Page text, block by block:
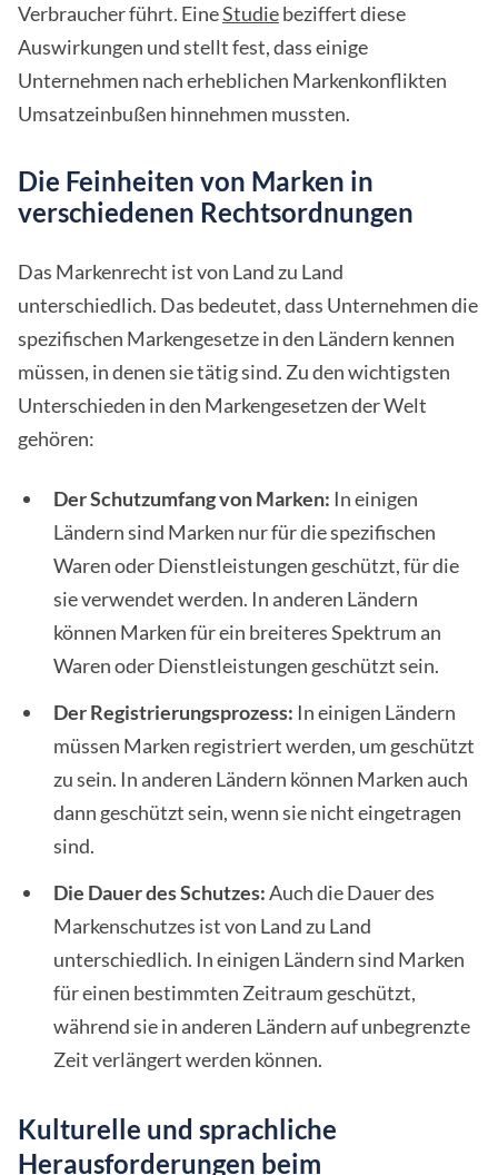
Verbraucher führt. EineStudiebeziffert diese
Auswirkungen und stellt fest, dass einige
Unternehmen nach erheblichen Markenkonflikten
Umsatzeinbußen hinnehmen mussten.
Die Feinheiten von Marken in
verschiedenen Rechtsordnungen
Das Markenrecht ist von Land zu Land
unterschiedlich. Das bedeutet, dass Unternehmen die
spezifischen Markengesetze in den Ländern kennen
müssen, in denen sie tätig sind. Zu den wichtigsten
Unterschieden in den Markengesetzen der Welt
gehören:
Der Schutzumfang von Marken: In einigen
Ländern sind Marken nur für die spezifischen
Waren oder Dienstleistungen geschützt, für die
sie verwendet werden. In anderen Ländern
können Marken für ein breiteres Spektrum an
Waren oder Dienstleistungen geschützt sein.
Der Registrierungsprozess: In einigen Ländern
müssen Marken registriert werden, um geschützt
zu sein. In anderen Ländern können Marken auch
dann geschützt sein, wenn sie nicht eingetragen
sind.
Die Dauer des Schutzes:Auch die Dauer des
Markenschutzes ist von Land zu Land
unterschiedlich. In einigen Ländern sind Marken
für einen bestimmten Zeitraum geschützt,
während sie in anderen Ländern auf unbegrenzte
Zeit verlängert werden können.
Kulturelle und sprachliche
Herausforderungen beim